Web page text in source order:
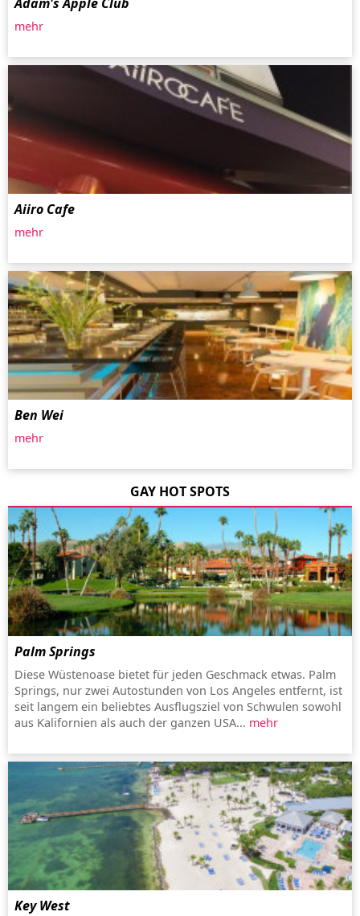
mehr
Aiiro Cafe
mehr
Ben Wei
mehr
GAY HOT SPOTS
Palm Springs
Diese Wüstenoase bietet für jeden Geschmack etwas. Palm
Springs, nur zwei Autostunden von Los Angeles entfernt, ist
seit langem ein beliebtes Ausflugsziel von Schwulen sowohl
aus Kalifornien als auch der ganzen USA... mehr
Key West